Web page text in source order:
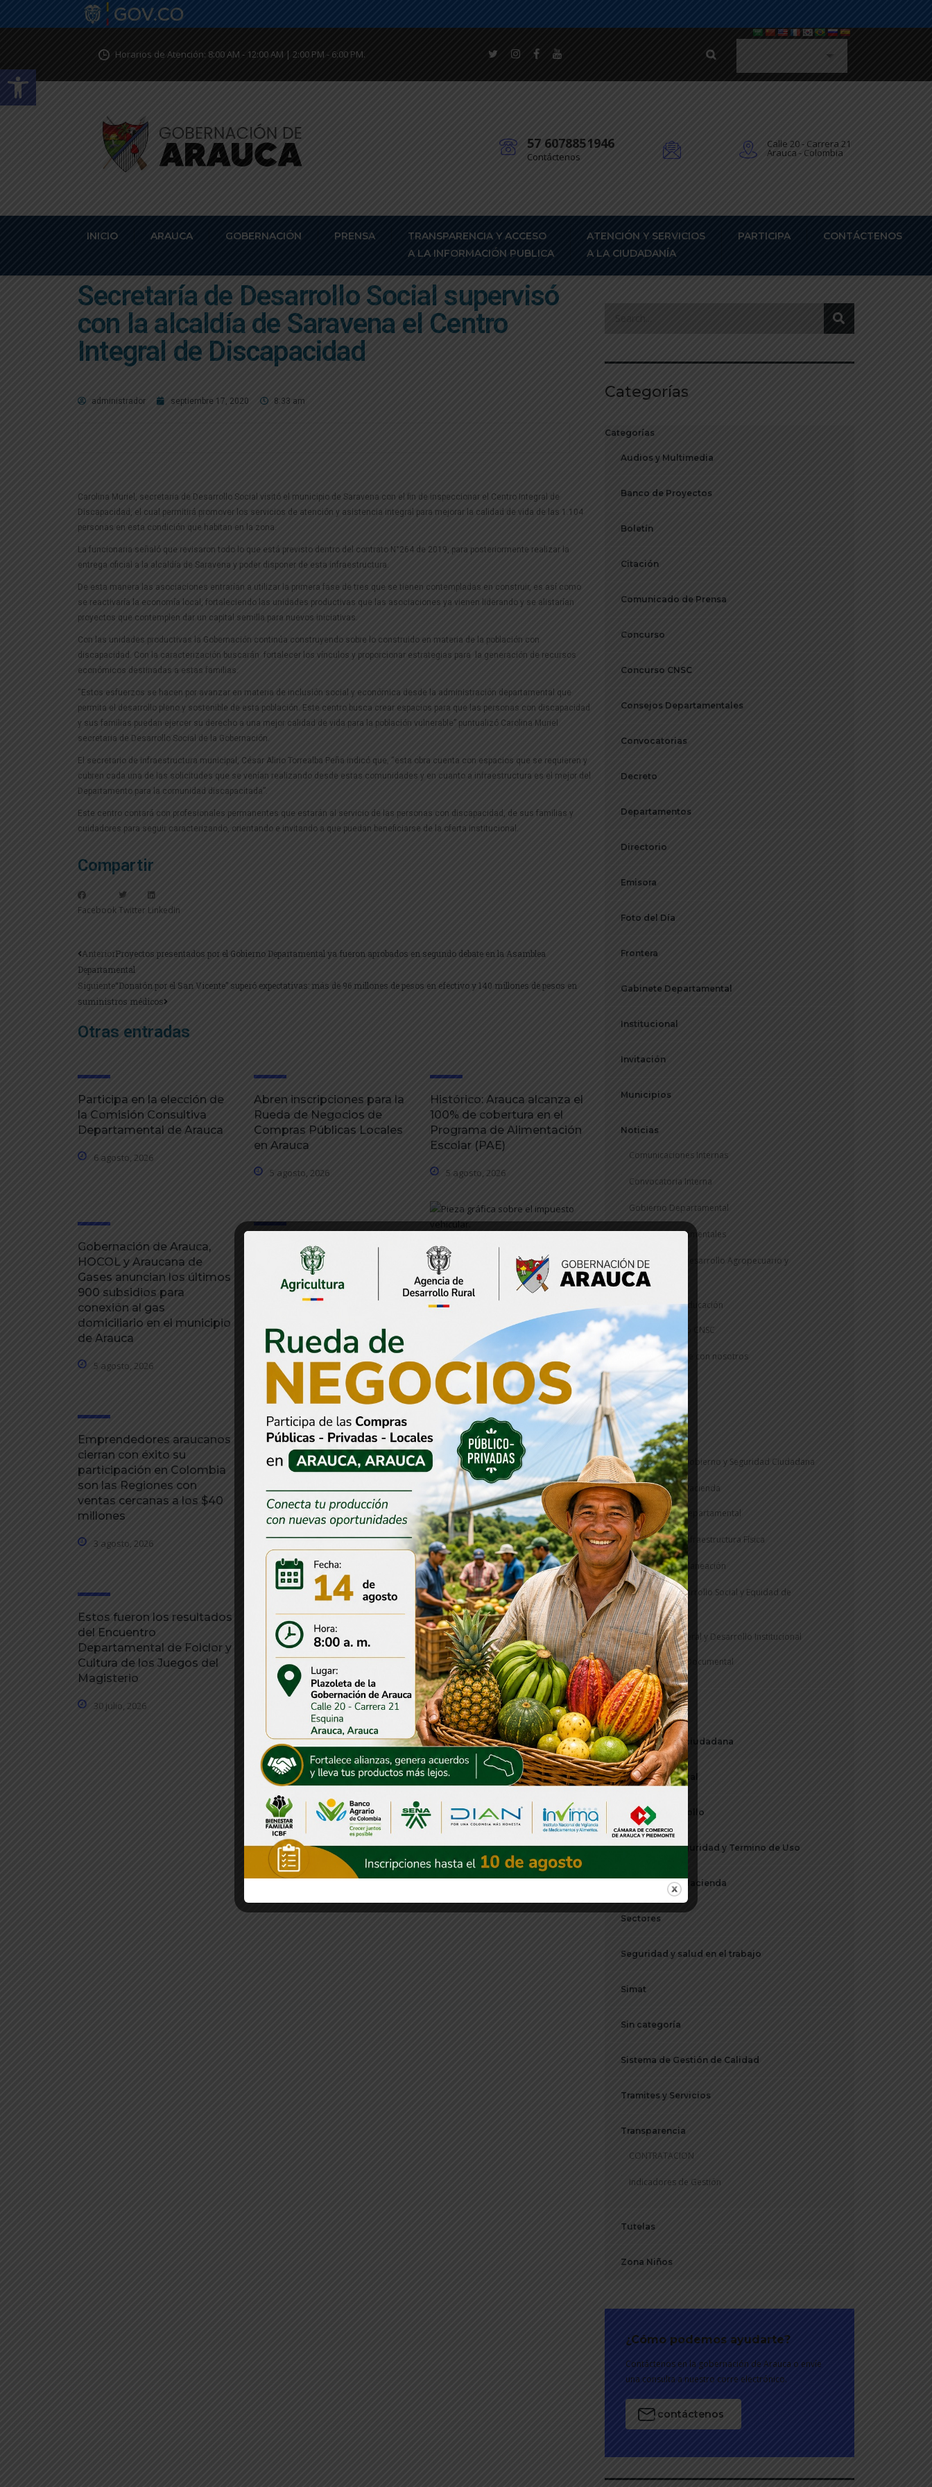
Abrir barra de herramientas
Horarios de Atención: 8:00 AM - 12:00 AM | 2:00 PM - 6:00 PM.
57 6078851946
Contáctenos
Calle 20 - Carrera 21
Arauca - Colombia
INICIO ARAUCA GOBERNACIÓN PRENSA
TRANSPARENCIA Y ACCESO
A LA INFORMACIÓN PUBLICA
ATENCIÓN Y SERVICIOS
A LA CIUDADANÍA
PARTICIPA CONTÁCTENOS
Secretaría de Desarrollo Social supervisó
con la alcaldía de Saravena el Centro
Integral de Discapacidad
administrador septiembre 17, 2020 8:33 am
Carolina Muriel, secretaria de Desarrollo Social visitó el municipio de Saravena con el fin de inspeccionar el Centro Integral de
Discapacidad, el cual permitirá promover los servicios de atención y asistencia integral para mejorar la calidad de vida de las 1.104
personas en esta condición que habitan en la zona.
La funcionaria señaló que revisaron todo lo que está previsto dentro del contrato N°264 de 2019, para posteriormente realizar la
entrega oficial a la alcaldía de Saravena y poder disponer de esta infraestructura.
De esta manera las asociaciones entrarían a utilizar la primera fase de tres que se tienen contempladas en construir, es así como
se reactivaría la economía local, fortaleciendo las unidades productivas que las asociaciones ya vienen liderando y se alistarían
proyectos que contemplen dar un capital semilla para nuevos iniciativas.
Con las unidades productivas la Gobernación continúa construyendo sobre lo construido en materia de la población con
discapacidad. Con la caracterización buscarán fortalecer los vínculos y proporcionar estrategias para la generación de recursos
económicos destinadas a estas familias.
“Estos esfuerzos se hacen por avanzar en materia de inclusión social y económica desde la administración departamental que
permita el desarrollo pleno y sostenible de esta población. Este centro busca crear espacios para que las personas con discapacidad
y sus familias puedan ejercer su derecho a una mejor calidad de vida para la población vulnerable” puntualizó Carolina Muriel
secretaria de Desarrollo Social de la Gobernación.
El secretario de infraestructura municipal, César Alirio Torrealba Peña indicó que, “esta obra cuenta con espacios que se requieren y
cubren cada una de las solicitudes que se venían realizando desde estas comunidades y en cuanto a infraestructura es el mejor del
Departamento para la comunidad discapacitada”.
Este centro contará con profesionales permanentes que estarán al servicio de las personas con discapacidad, de sus familias y
cuidadores para seguir caracterizando, orientando e invitando a que puedan beneficiarse de la oferta institucional.
Compartir
Facebook Twitter LinkedIn
AnteriorProyectos presentados por el Gobierno Departamental ya fueron aprobados en segundo debate en la Asamblea
Departamental
Siguiente“Donatón por el San Vicente” superó expectativas: más de 96 millones de pesos en efectivo y 140 millones de pesos en
suministros médicos
Otras entradas
Participa en la elección de
la Comisión Consultiva
Departamental de Arauca
6 agosto, 2026
Abren inscripciones para la
Rueda de Negocios de
Compras Públicas Locales
en Arauca
5 agosto, 2026
Histórico: Arauca alcanza el
100% de cobertura en el
Programa de Alimentación
Escolar (PAE)
5 agosto, 2026
Gobernación de Arauca,
HOCOL y Araucana de
Gases anuncian los últimos
900 subsidios para
conexión al gas
domiciliario en el municipio
de Arauca
5 agosto, 2026
Gobernación de Arauca
adopta medidas
preventivas para fortalecer
la seguridad durante la
4 agosto, 2026
Se acaba el 90% y llega el
70% de descuento en
sanciones del impuesto
3 agosto, 2026
Emprendedores araucanos
cierran con éxito su
participación en Colombia
son las Regiones con
ventas cercanas a los $40
millones
3 agosto, 2026
Gobernador Renson
Martínez prioriza nuevas
inversiones para atender la
desarrollo de Arauca
31 julio, 2026
Gobernación de Arauca
destina más de $5.350
millones para modernizar
la tecnología biomédica
del Hospital San Vicente
31 julio, 2026
Estos fueron los resultados
del Encuentro
Departamental de Folclor y
Cultura de los Juegos del
Magisterio
30 julio, 2026
Gobernación de Arauca ha
gestionado más de $30 mil
millones para atender la
emergencia invernal
30 julio, 2026
Gestión del gobierno
departamental permite
avanzar en la instalación
del puente sobre Caño
Negro
30 julio, 2026
Más entradas
Categorías
Categorías
Audios y Multimedia
Banco de Proyectos
Boletín
Citación
Comunicado de Prensa
Concurso
Concurso CNSC
Consejos Departamentales
Convocatorias
Decreto
Departamentos
Directorio
Emisora
Foto del Día
Frontera
Gabinete Departamental
Institucional
Invitación
Municipios
Noticias
Comunicaciones Internas
Convocatoria Interna
Gobierno Departamental
Rentas Departamentales
Secretaría de Desarrollo Agropecuario y
Sostenible
Secretaría de Educación
Concurso CNSC
Construye con nosotros
Informe
PAE
Veeduría
Secretaría de Gobierno y Seguridad Ciudadana
Secretaría de Hacienda
Rentas Departamental
Secretaría de Infraestructura Física
Secretaría de Planeación
Secretaría Desarrollo Social y Equidad de
Genero
Secretaría General y Desarrollo Institucional
Gestión Documental
Notificaciones
Participación ciudadana
Periódico Digital
Plan de Desarrollo
Política de Seguridad y Termino de Uso
Secretaria de Hacienda
Sectores
Seguridad y salud en el trabajo
Simat
Sin categoría
Sistema de Gestión de Calidad
Tramites y Servicios
Transparencia
CONTRATACION
Indicadores de Gestión
Tutelas
Zona Niños
¿Cómo podemos ayudarte?
Contáctenos en la gobernación de Arauca o envíe
una consulta a nuestro corre electrónico.
contáctenos